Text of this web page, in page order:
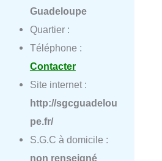
Guadeloupe
Quartier :
Téléphone :
Contacter
Site internet :
http://sgcguadelou
pe.fr/
S.G.C à domicile :
non renseigné